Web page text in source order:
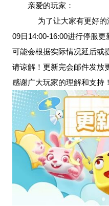
亲爱的玩家：
为了让大家有更好的
09日14:00-16:00进行停服
可能会根据实际情况延后或
请谅解！更新完会邮件发放
感谢广大玩家的理解和支持！